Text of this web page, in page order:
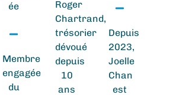
ée
Membre
engagée
du
Roger
Chartrand,
trésorier
dévoué
depuis
10
ans
Depuis
2023,
Joelle
Chan
est